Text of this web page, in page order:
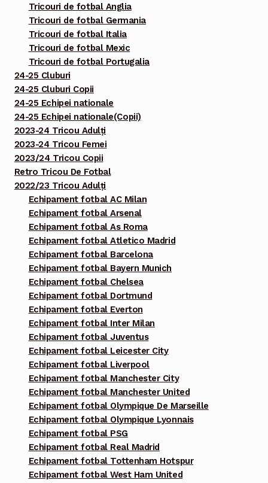
Tricouri de fotbal Anglia
Tricouri de fotbal Germania
Tricouri de fotbal Italia
Tricouri de fotbal Mexic
Tricouri de fotbal Portugalia
24-25 Cluburi
24-25 Cluburi Copii
24-25 Echipei nationale
24-25 Echipei nationale(Copii)
2023-24 Tricou Adulți
2023-24 Tricou Femei
2023/24 Tricou Copii
Retro Tricou De Fotbal
2022/23 Tricou Adulți
Echipament fotbal AC Milan
Echipament fotbal Arsenal
Echipament fotbal As Roma
Echipament fotbal Atletico Madrid
Echipament fotbal Barcelona
Echipament fotbal Bayern Munich
Echipament fotbal Chelsea
Echipament fotbal Dortmund
Echipament fotbal Everton
Echipament fotbal Inter Milan
Echipament fotbal Juventus
Echipament fotbal Leicester City
Echipament fotbal Liverpool
Echipament fotbal Manchester City
Echipament fotbal Manchester United
Echipament fotbal Olympique De Marseille
Echipament fotbal Olympique Lyonnais
Echipament fotbal PSG
Echipament fotbal Real Madrid
Echipament fotbal Tottenham Hotspur
Echipament fotbal West Ham United